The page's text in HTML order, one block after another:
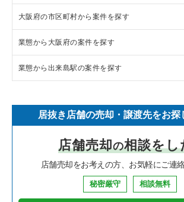
フランス料理の居抜き売却物件の案件一覧
イタリア料理の居抜き売却物件の案件一覧
中華の居抜き売却物件の案件一覧
寿司の居抜き売却物件の案件一覧
焼肉の居抜き売却物件の案件一覧
鉄板焼き・お好み焼の居抜き売却物件の案件一
東京23区の飲食店の居抜き売却物件の案件一覧
東京都下の飲食店の居抜き売却物件の案件一覧
千葉県の飲食店の居抜き売却物件の案件一覧
神奈川県の飲食店の居抜き売却物件の案件一覧
大阪府の飲食店の居抜き売却物件の案件一覧
兵庫県の飲食店の居抜き売却物件の案件一覧
大阪府の市区町村から案件を探す
大阪市北区の飲食店の居抜き売却物件の案件一
大阪市中央区の飲食店の居抜き売却物件の案件
堺市北区の飲食店の居抜き売却物件の案件一覧
堺市中区の飲食店の居抜き売却物件の案件一覧
大阪市西区の飲食店の居抜き売却物件の案件一
業態から大阪府の案件を探す
大阪府のラーメンの居抜き売却物件の案件一覧
大阪府のイタリア料理の居抜き売却物件の案
大阪府の中華の居抜き売却物件の案件一覧
大阪府のそば・うどんの居抜き売却物件の案
業態から出来島駅の案件を探す
居抜き店舗の売却・譲渡先をお探
店舗売却の相談をし
店舗売却をお考えの方、お気軽にご連絡
秘密厳守 相談無料